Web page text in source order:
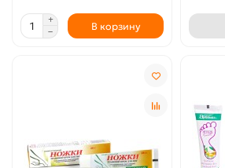
В корзину